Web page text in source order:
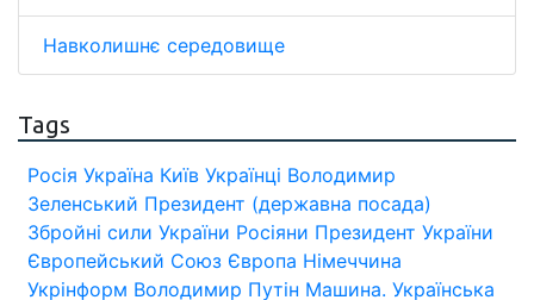
Навколишнє середовище
Tags
Росія Україна Київ Українці Володимир
Зеленський Президент (державна посада)
Збройні сили України Росіяни Президент України
Європейський Союз Європа Німеччина
Укрінформ Володимир Путін Машина. Українська